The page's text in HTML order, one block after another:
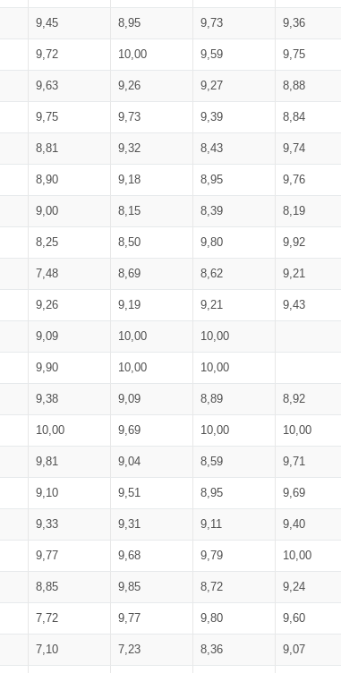
9,45 8,95 9,73 9,36
9,72 10,00 9,59 9,75
9,63 9,26 9,27 8,88
9,75 9,73 9,39 8,84
8,81 9,32 8,43 9,74
8,90 9,18 8,95 9,76
9,00 8,15 8,39 8,19
8,25 8,50 9,80 9,92
7,48 8,69 8,62 9,21
9,26 9,19 9,21 9,43
9,09 10,00 10,00
9,90 10,00 10,00
9,38 9,09 8,89 8,92
10,00 9,69 10,00 10,00
9,81 9,04 8,59 9,71
9,10 9,51 8,95 9,69
9,33 9,31 9,11 9,40
9,77 9,68 9,79 10,00
8,85 9,85 8,72 9,24
7,72 9,77 9,80 9,60
7,10 7,23 8,36 9,07